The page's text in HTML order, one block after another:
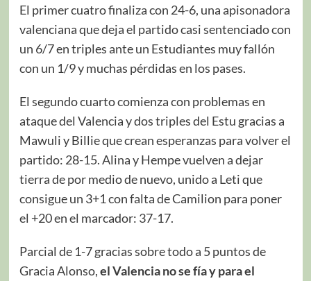
El primer cuatro finaliza con 24-6, una apisonadora
valenciana que deja el partido casi sentenciado con
un 6/7 en triples ante un Estudiantes muy fallón
con un 1/9 y muchas pérdidas en los pases.
El segundo cuarto comienza con problemas en
ataque del Valencia y dos triples del Estu gracias a
Mawuli y Billie que crean esperanzas para volver el
partido: 28-15. Alina y Hempe vuelven a dejar
tierra de por medio de nuevo, unido a Leti que
consigue un 3+1 con falta de Camilion para poner
el +20 en el marcador: 37-17.
Parcial de 1-7 gracias sobre todo a 5 puntos de
Gracia Alonso,el Valencia no se fía y para el